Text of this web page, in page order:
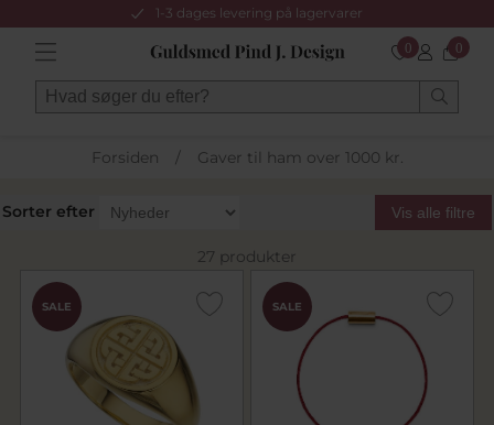
1-3 dages levering på lagervarer
0 0
Forsiden / Gaver til ham over 1000 kr.
Sorter efter Vis alle filtre
27 produkter
SALE SALE